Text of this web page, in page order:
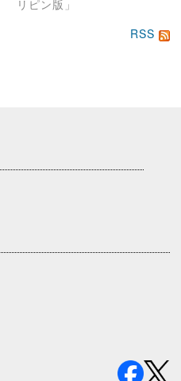
リピン版」
RSS